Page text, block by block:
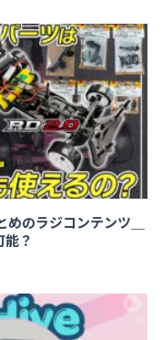
のラジコンテンツ＿
？